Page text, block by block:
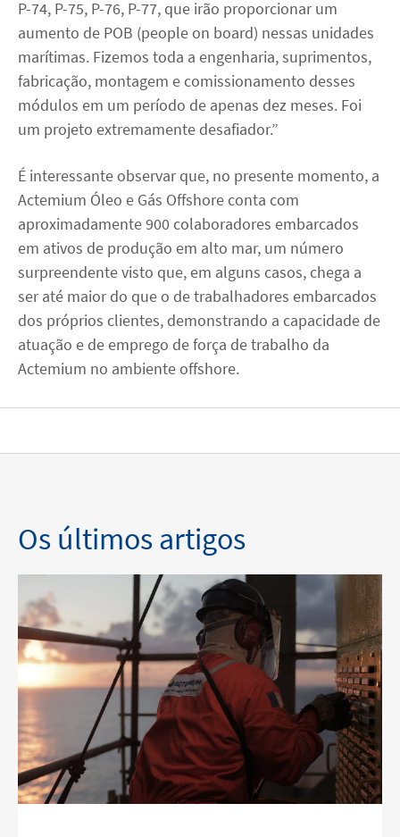
P-74, P-75, P-76, P-77, que irão proporcionar um
aumento de POB (people on board) nessas unidades
marítimas. Fizemos toda a engenharia, suprimentos,
fabricação, montagem e comissionamento desses
módulos em um período de apenas dez meses. Foi
um projeto extremamente desafiador.”
É interessante observar que, no presente momento, a
Actemium Óleo e Gás Offshore conta com
aproximadamente 900 colaboradores embarcados
em ativos de produção em alto mar, um número
surpreendente visto que, em alguns casos, chega a
ser até maior do que o de trabalhadores embarcados
dos próprios clientes, demonstrando a capacidade de
atuação e de emprego de força de trabalho da
Actemium no ambiente offshore.
Os últimos artigos